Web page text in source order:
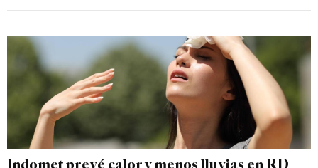
Indomet prevé calor y menos lluvias en RD